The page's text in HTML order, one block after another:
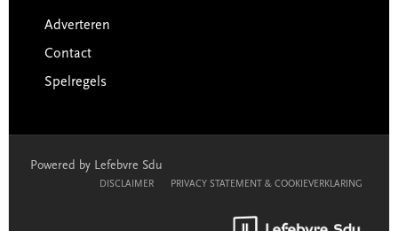
Adverteren
Contact
Spelregels
Powered by Lefebvre Sdu
DISCLAIMER PRIVACY STATEMENT & COOKIEVERKLARING